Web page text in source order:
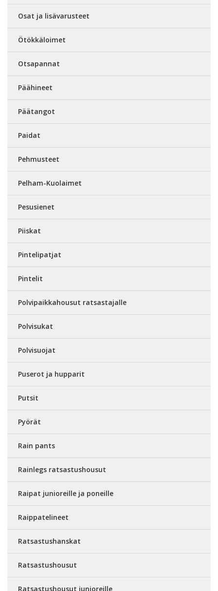
Osat ja lisävarusteet
Ötökkäloimet
Otsapannat
Päähineet
Päätangot
Paidat
Pehmusteet
Pelham-Kuolaimet
Pesusienet
Piiskat
Pintelipatjat
Pintelit
Polvipaikkahousut ratsastajalle
Polvisukat
Polvisuojat
Puserot ja hupparit
Putsit
Pyörät
Rain pants
Rainlegs ratsastushousut
Raipat junioreille ja poneille
Raippatelineet
Ratsastushanskat
Ratsastushousut
Ratsastushousut junioreille